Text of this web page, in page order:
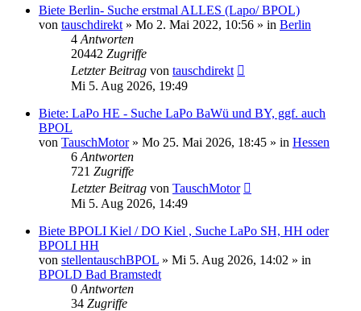
Biete Berlin- Suche erstmal ALLES (Lapo/ BPOL)
von tauschdirekt » Mo 2. Mai 2022, 10:56 » in Berlin
4 Antworten
20442 Zugriffe
Letzter Beitrag von tauschdirekt
Mi 5. Aug 2026, 19:49
Biete: LaPo HE - Suche LaPo BaWü und BY, ggf. auch
BPOL
von TauschMotor» Mo 25. Mai 2026, 18:45 » in Hessen
6 Antworten
721 Zugriffe
Letzter Beitrag von TauschMotor
Mi 5. Aug 2026, 14:49
Biete BPOLI Kiel / DO Kiel , Suche LaPo SH, HH oder
BPOLI HH
von stellentauschBPOL » Mi 5. Aug 2026, 14:02 » in
BPOLD Bad Bramstedt
0 Antworten
34 Zugriffe